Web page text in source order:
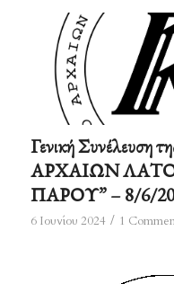
Γενική
ΑΡΧΑΙΩΝ
ΠΑΡΟΥ” – 8/6/
6 Ιουνίου 2024 / 1